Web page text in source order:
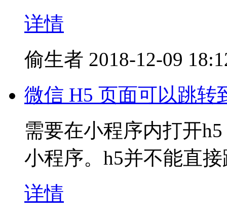
详情
偷生者 2018-12-09
微信 H5 页面可以跳转
需要在小程序内打开
小程序。h5并不能直
详情